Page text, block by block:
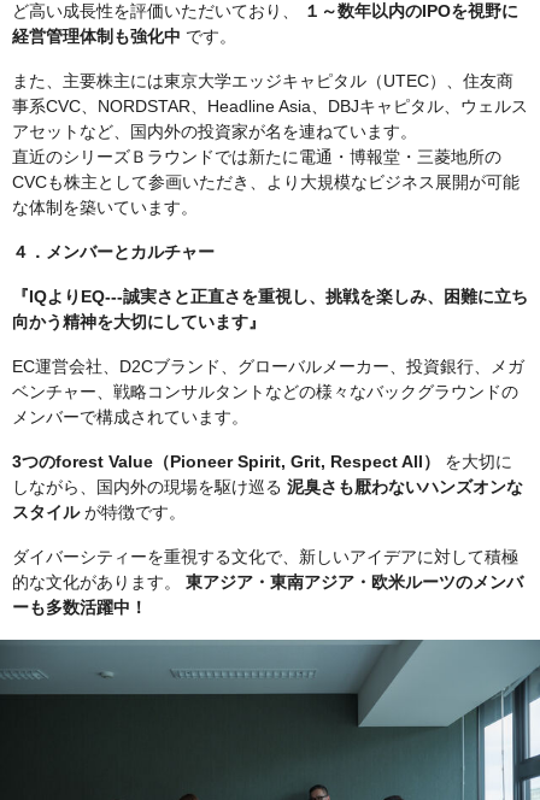
ど高い成長性を評価いただいており、
１～数年以内のIPOを視野に
経営管理体制も強化中 です。
また、主要株主には東京大学エッジキャピタル（UTEC）、住友商
事系CVC、NORDSTAR、Headline Asia、DBJキャピタル、ウェルス
アセットなど、国内外の投資家が名を連ねています。
直近のシリーズＢラウンドでは新たに電通・博報堂・三菱地所の
CVCも株主として参画いただき、より大規模なビジネス展開が可能
な体制を築いています。
４．メンバーとカルチャー
『IQよりEQ---誠実さと正直さを重視し、挑戦を楽しみ、困難に立ち
向かう精神を大切にしています』
EC運営会社、D2Cブランド、グローバルメーカー、投資銀行、メガ
ベンチャー、戦略コンサルタントなどの様々なバックグラウンドの
メンバーで構成されています。
3つのforest Value（Pioneer Spirit, Grit, Respect All）
を大切に
しながら、国内外の現場を駆け巡る 泥臭さも厭わないハンズオンな
スタイルが特徴です。
ダイバーシティーを重視する文化で、新しいアイデアに対して積極
的な文化があります。 東アジア・東南アジア・欧米ルーツのメンバ
ーも多数活躍中！